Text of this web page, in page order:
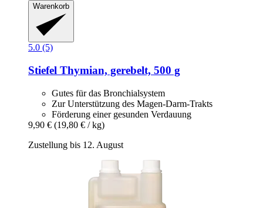
Warenkorb
5.0 (5)
Stiefel Thymian, gerebelt, 500 g
Gutes für das Bronchialsystem
Zur Unterstützung des Magen-Darm-Trakts
Förderung einer gesunden Verdauung
9,90 € (19,80 € / kg)
Zustellung bis 12. August